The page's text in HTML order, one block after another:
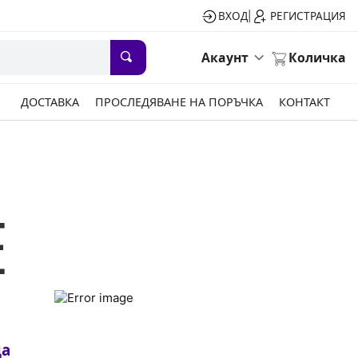
ВХОД РЕГИСТРАЦИЯ
Акаунт Количка
ДОСТАВКА ПРОСЛЕДЯВАНЕ НА ПОРЪЧКА КОНТАКТ